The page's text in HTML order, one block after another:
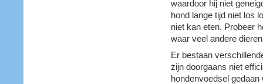
waardoor hij niet
hond lange tijd niet los
niet kan eten. Probeer
waar veel andere
Er bestaan
zijn doorgaans niet
hondenvoedsel